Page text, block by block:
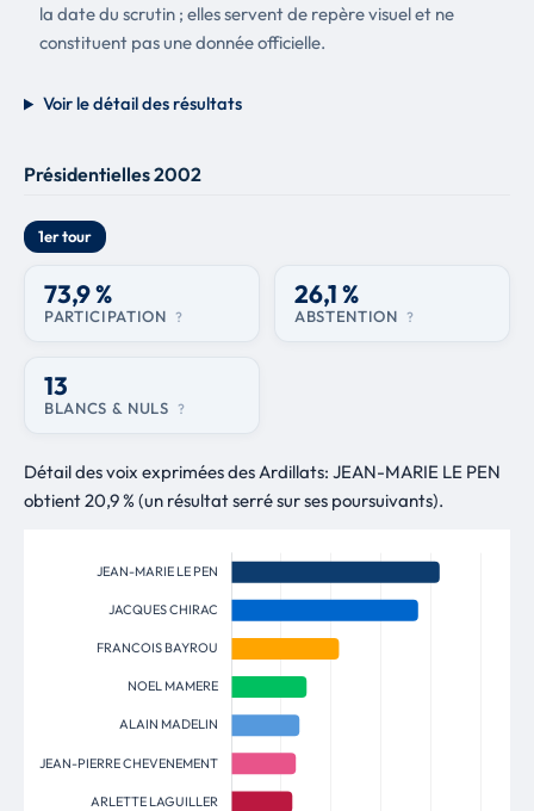
la date du scrutin ; elles servent de repère visuel et ne
constituent pas une donnée officielle.
Voir le détail des résultats
Présidentielles 2002
1er tour
73,9 %
PARTICIPATION ?
26,1 %
ABSTENTION ?
13
BLANCS & NULS ?
Détail des voix exprimées des Ardillats: JEAN-MARIE LE PEN
obtient 20,9 % (un résultat serré sur ses poursuivants).